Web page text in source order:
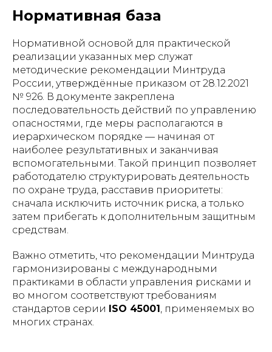
Нормативная база
Нормативной основой для практической
реализации указанных мер служат
методические рекомендации Минтруда
России, утверждённые приказом от 28.12.2021
№ 926. В документе закреплена
последовательность действий по управлению
опасностями, где меры располагаются в
иерархическом порядке — начиная от
наиболее результативных и заканчивая
вспомогательными. Такой принцип позволяет
работодателю структурировать деятельность
по охране труда, расставив приоритеты:
сначала исключить источник риска, а только
затем прибегать к дополнительным защитным
средствам.
Важно отметить, что рекомендации Минтруда
гармонизированы с международными
практиками в области управления рисками и
во многом соответствуют требованиям
стандартов серии ISO 45001 , применяемых во
многих странах.